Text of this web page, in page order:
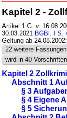
Kapitel 2 -
Artikel 1 G. v.
30.03.2021 BGBl. I S.
Geltung ab
22 weitere Fassungen
wird in 40
Kapitel 2
Abschnitt 1
§ 3
§ 4 Eigene
§ 5